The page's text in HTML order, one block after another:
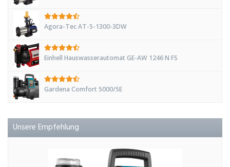
Agora-Tec AT-5-1300-3DW
Einhell Hauswasserautomat GE-AW 1246 N FS
Gardena Comfort 5000/5E
Unsere Empfehlung